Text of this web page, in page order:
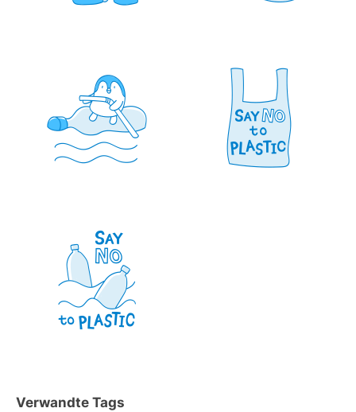
Verwandte Tags